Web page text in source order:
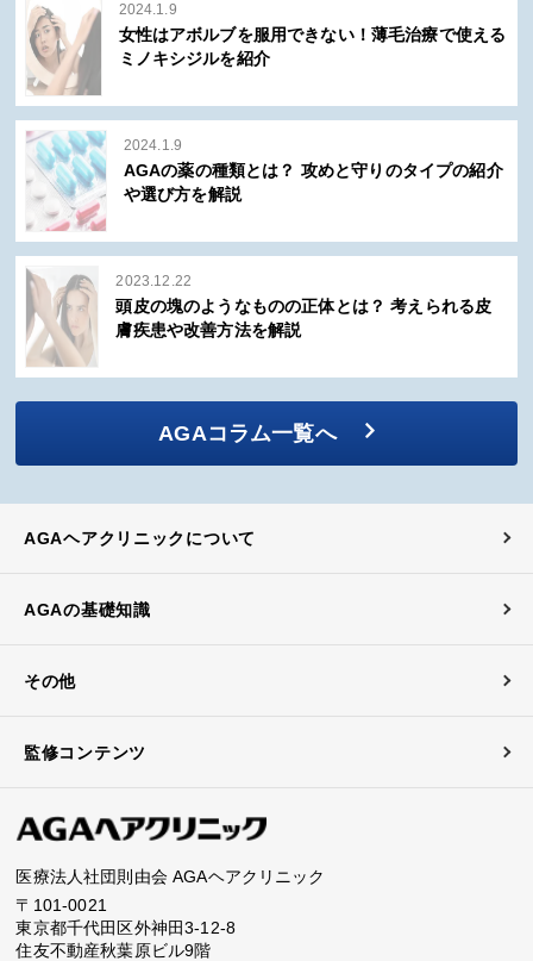
2024.1.9
女性はアボルブを服用できない！薄毛治療で使える
ミノキシジルを紹介
2024.1.9
AGAの薬の種類とは？ 攻めと守りのタイプの紹介
や選び方を解説
2023.12.22
頭皮の塊のようなものの正体とは？ 考えられる皮
膚疾患や改善方法を解説
AGAコラム一覧へ
AGAヘアクリニックについて
AGAの基礎知識
その他
監修コンテンツ
医療法人社団則由会 AGAヘアクリニック
〒101-0021
東京都千代田区外神田3-12-8
住友不動産秋葉原ビル9階